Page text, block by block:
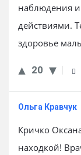
наблюдения
действиями.
здоровье
20
Ольга Кравчук
Кричко
находкой!